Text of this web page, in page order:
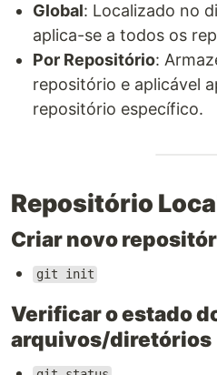
Global: Localizado no
aplica-se a todos os
Por Repositório:
repositório e aplicável
repositório específico.
Repositório
Criar novo
git init
Verificar o estado
arquivos/diretórios